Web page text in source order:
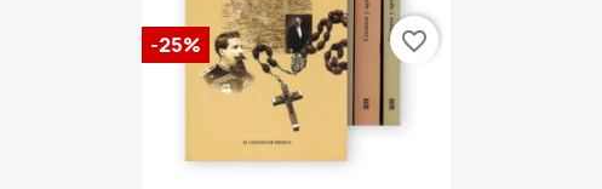
-25% favorite_border